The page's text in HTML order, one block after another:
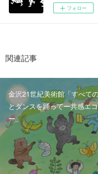
フォロー
関連記事
金沢21世紀美術館「すべて
とダンスを踊ってー共感エ
ー」